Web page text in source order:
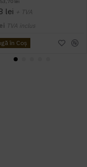
lei + TVA
TVA inclus
în Coş